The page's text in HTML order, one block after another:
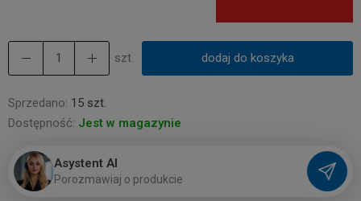
szt. dodaj do koszyka
Sprzedano: 15 szt.
Dostępność: Jest w magazynie
Asystent AI
Porozmawiaj o produkcie